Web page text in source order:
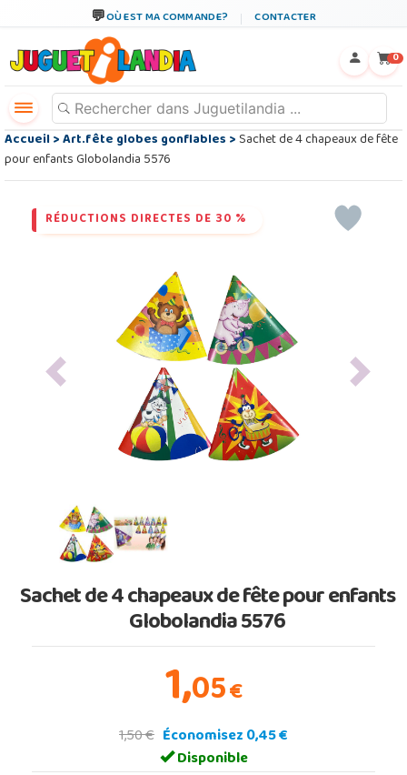
OÙ EST MA COMMANDE? CONTACTER
0
Accueil>Art.fête globes gonflables>Sachet de 4 chapeaux de fête
pour enfants Globolandia 5576
RÉDUCTIONS DIRECTES DE 30 %
Previous Next
Sachet de 4 chapeaux de fête pour enfants
Globolandia 5576
1,05€
1,50 € Économisez 0,45 €
Disponible